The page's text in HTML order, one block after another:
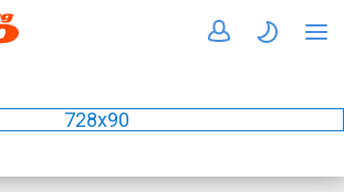
728x90